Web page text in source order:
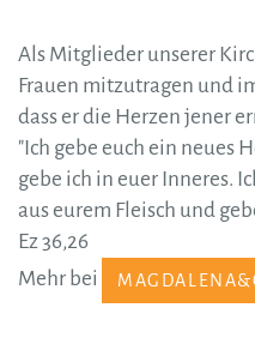
Als Mitglieder unserer
Frauen mitzutragen und
dass er die Herzen jener
"Ich gebe euch ein neues
gebe ich in euer Inneres.
aus eurem Fleisch und
Ez 36,26
Mehr bei